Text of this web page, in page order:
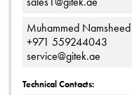
Muhammed Namsheed
+971 559244043
service@gitek.ae
Technical Contacts: